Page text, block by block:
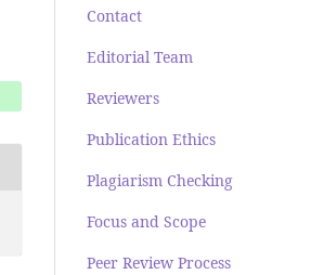
Contact
Editorial Team
Reviewers
Publication Ethics
Plagiarism Checking
Focus and Scope
Peer Review Process